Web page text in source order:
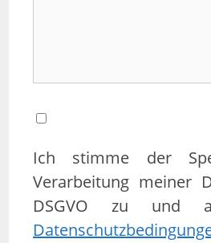
Ich stimme der
Verarbeitung meiner
DSGVO zu und